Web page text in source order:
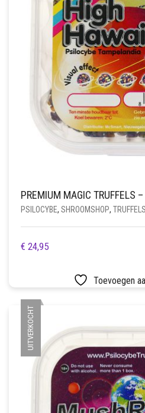
PREMIUM MAGIC TRUFFELS
PSILOCYBE, SHROOMSHOP, TRUFFELS
€ 24,95
Toevoegen
UITVERKOCHT